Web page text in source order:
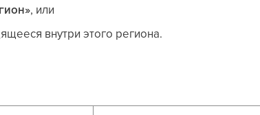
, или
внутри этого региона.